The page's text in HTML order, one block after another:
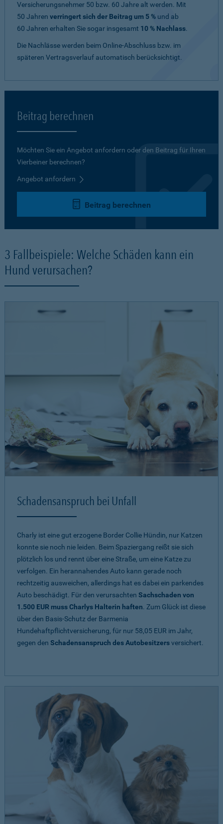
Versicherungsnehmer 50 bzw. 60 Jahre alt werden. Mit
50 Jahren verringert sich der Beitrag um 5 % und ab
60 Jahren erhalten Sie sogar insgesamt 10 % Nachlass.
Die Nachlässe werden beim Online-Abschluss bzw. im
späteren Vertragsverlauf automatisch berücksichtigt.
Beitrag berechnen
Möchten Sie ein Angebot anfordern oder den Beitrag für Ihren
Vierbeiner berechnen?
Angebot anfordern
Beitrag berechnen
3 Fallbeispiele: Welche Schäden kann ein
Hund verursachen?
Schadensanspruch bei Unfall
Charly ist eine gut erzogene Border Collie Hündin, nur Katzen
konnte sie noch nie leiden. Beim Spaziergang reißt sie sich
plötzlich los und rennt über eine Straße, um eine Katze zu
verfolgen. Ein herannahendes Auto kann gerade noch
rechtzeitig ausweichen, allerdings hat es dabei ein parkendes
Auto beschädigt. Für den verursachten Sachschaden von
1.500 EUR muss Charlys Halterin haften. Zum Glück ist diese
über den Basis-Schutz der Barmenia
Hundehaftpflichtversicherung, für nur 58,05 EUR im Jahr,
gegen den Schadensanspruch des Autobesitzersversichert.